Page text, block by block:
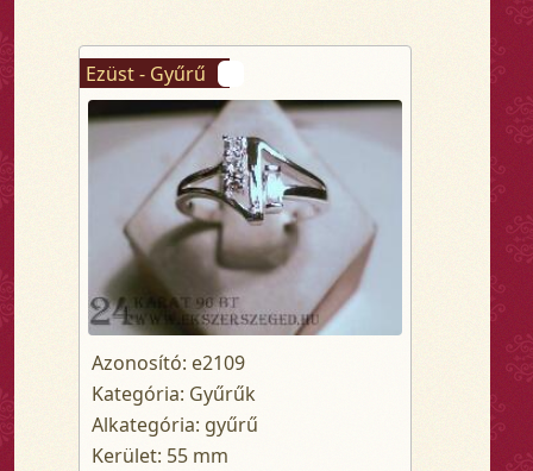
Ezüst - Gyűrű
Azonosító: e2109
Kategória: Gyűrűk
Alkategória: gyűrű
Kerület: 55 mm